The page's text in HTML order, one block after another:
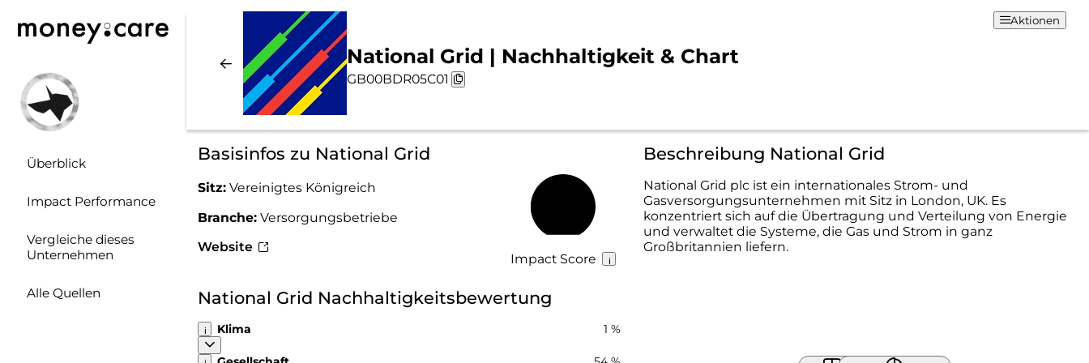
Überblick
Impact Performance
Vergleiche dieses
Unternehmen
Alle Quellen
National Grid | Nachhaltigkeit & Chart
GB00BDR05C01
Aktionen
Basisinfos zu National Grid
Sitz: Vereinigtes Königreich
Branche: Versorgungsbetriebe
Website
Impact Score
Beschreibung National Grid
National Grid plc ist ein internationales Strom- und
Gasversorgungsunternehmen mit Sitz in London, UK. Es
konzentriert sich auf die Übertragung und Verteilung von Energie
und verwaltet die Systeme, die Gas und Strom in ganz
Großbritannien liefern.
National Grid Nachhaltigkeitsbewertung
Klima 1 %